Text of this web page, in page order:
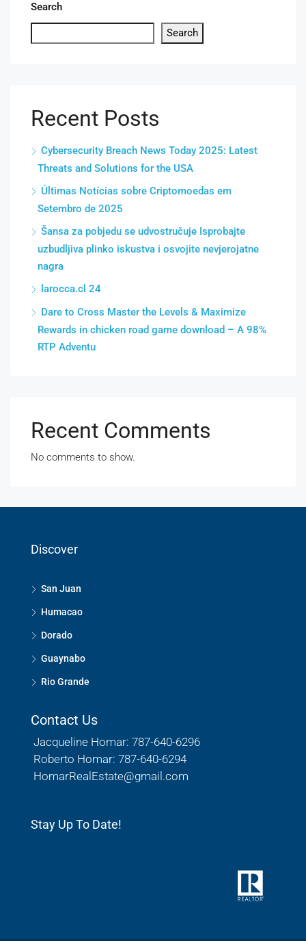
Search
Search
Recent Posts
Cybersecurity Breach News Today 2025: Latest
Threats and Solutions for the USA
Últimas Notícias sobre Criptomoedas em
Setembro de 2025
Šansa za pobjedu se udvostručuje Isprobajte
uzbudljiva plinko iskustva i osvojite nevjerojatne
nagra
larocca.cl 24
Dare to Cross Master the Levels & Maximize
Rewards in chicken road game download – A 98%
RTP Adventu
Recent Comments
No comments to show.
Discover
San Juan
Humacao
Dorado
Guaynabo
Rio Grande
Contact Us
Jacqueline Homar: 787-640-6296
Roberto Homar: 787-640-6294
HomarRealEstate@gmail.com
Stay Up To Date!